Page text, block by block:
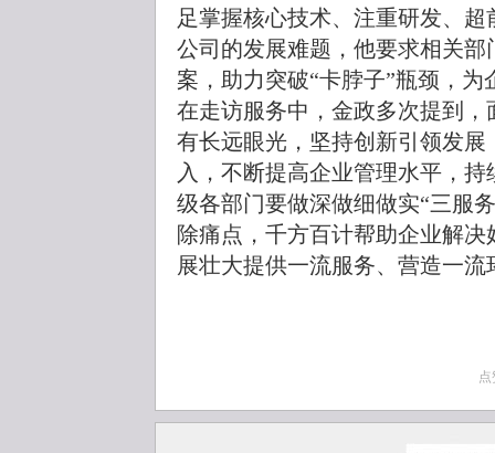
足掌握核心技术、注重研发、
公司的发展难题，他要求相关
案，助力突破“卡脖子”瓶颈，
在走访服务中，金政多次提到
有长远眼光，坚持创新引领发
入，不断提高企业管理水平，
级各部门要做深做细做实“三服
除痛点，千方百计帮助企业解
展壮大提供一流服务、营造一流
点